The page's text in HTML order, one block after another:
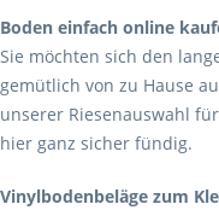
Boden einfach online
Sie möchten sich den
gemütlich von zu Hause
unserer Riesenauswahl
hier ganz sicher fündig.
Vinylbodenbeläge zum